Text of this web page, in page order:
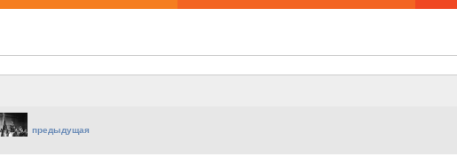
предыдущая